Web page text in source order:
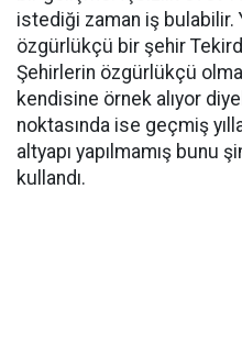
istediği zaman iş bulabilir.
özgürlükçü bir şehir
Şehirlerin özgürlükçü
kendisine örnek alıyor
noktasında ise geçmiş
altyapı yapılmamış bunu
kullandı.